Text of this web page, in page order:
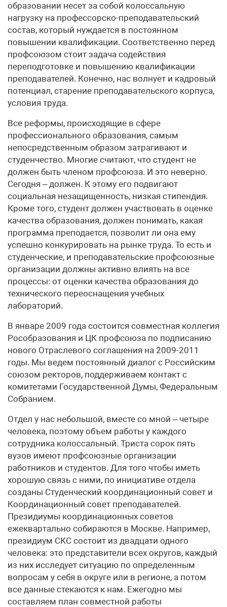
образовании несет за собой колоссальную
нагрузку на профессорско-преподавательский
состав, который нуждается в постоянном
повышении квалификации. Соответственно перед
профсоюзом стоит задача содействия
переподготовке и повышению квалификации
преподавателей. Конечно, нас волнует и кадровый
потенциал, старение преподавательского корпуса,
условия труда.
Все реформы, происходящие в сфере
профессионального образования, самым
непосредственным образом затрагивают и
студенчество. Многие считают, что студент не
должен быть членом профсоюза. И это неверно.
Сегодня – должен. К этому его подвигают
социальная незащищенность, низкая стипендия.
Кроме того, студент должен участвовать в оценке
качества образования, должен понимать, какая
программа преподается, позволит ли она ему
успешно конкурировать на рынке труда. То есть и
студенческие, и преподавательские профсоюзные
организации должны активно влиять на все
процессы: от оценки качества образования до
технического переоснащения учебных
лабораторий.
В январе 2009 года состоится совместная коллегия
Рособразования и ЦК профсоюза по подписанию
нового Отраслевого соглашения на 2009-2011
годы. Мы ведем постоянный диалог с Российским
союзом ректоров, поддерживаем контакт с
комитетами Государственной Думы, Федеральным
Собранием.
Отдел у нас небольшой, вместе со мной – четыре
человека, поэтому объем работы у каждого
сотрудника колоссальный. Триста сорок пять
вузов имеют профсоюзные организации
работников и студентов. Для того чтобы иметь
хорошую связь с ними, по инициативе отдела
созданы Студенческий координационный совет и
Координационный совет преподавателей.
Президиумы координационных советов
ежеквартально собираются в Москве. Например,
президиум СКС состоит из двадцати одного
человека: это представители всех округов, каждый
из них исследует ситуацию по определенным
вопросам у себя в округе или в регионе, а потом
все данные стекаются к нам. Ежегодно мы
составляем план совместной работы